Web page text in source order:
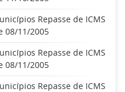
Repasse de ICMS
08/11/2005
Repasse de ICMS
08/11/2005
Repasse de ICMS